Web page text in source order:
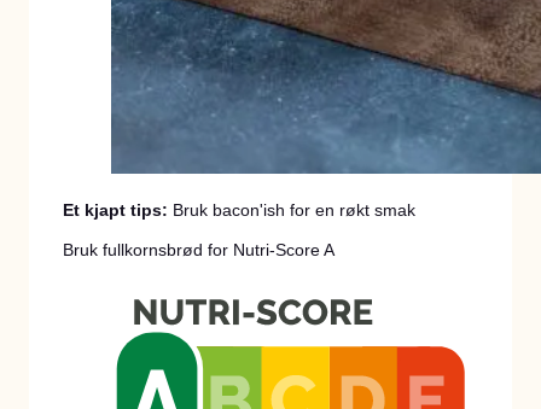
Et kjapt tips: Bruk bacon'ish for en røkt smak
Bruk fullkornsbrød for Nutri-Score A